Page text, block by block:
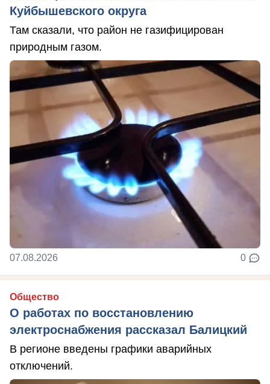
Куйбышевского округа
Там сказали, что район не газифицирован
природным газом.
07.08.2026 0
Общество
О работах по восстановлению
электроснабжения рассказал Балицкий
В регионе введены графики аварийных
отключений.